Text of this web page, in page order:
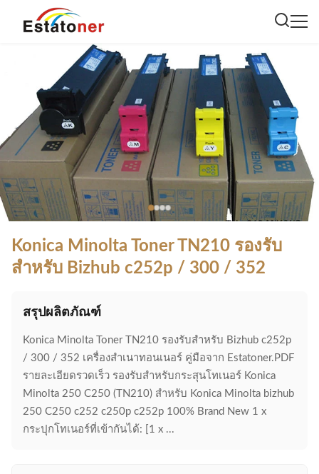
Konica Minolta Toner TN210 รองรับ
สําหรับ Bizhub c252p / 300 / 352
สรุปผลิตภัณฑ์
Konica Minolta Toner TN210 รองรับสําหรับ Bizhub c252p
/ 300 / 352 เครื่องสําเนาทอนเนอร์ คู่มือจาก Estatoner.PDF
รายละเอียดรวดเร็ว รองรับสําหรับกระสุนโทเนอร์ Konica
Minolta 250 C250 (TN210) สําหรับ Konica Minolta bizhub
250 C250 c252 c250p c252p 100% Brand New 1 x
กระปุกโทเนอร์ที่เข้ากันได้: [1 x ...